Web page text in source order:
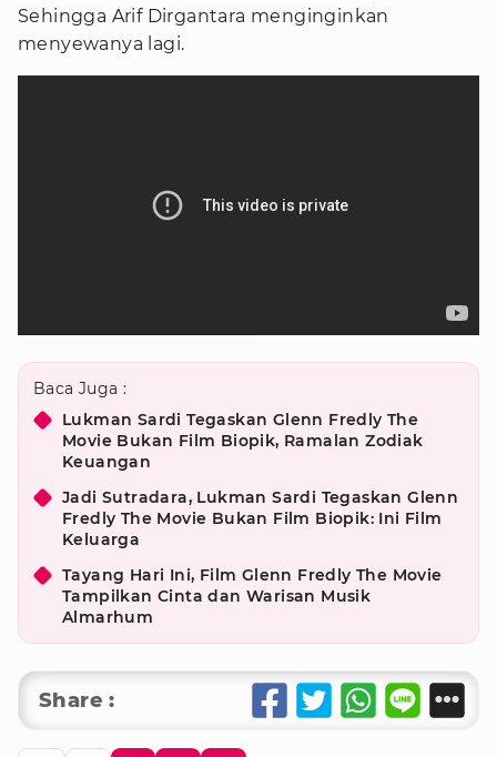
Sehingga Arif Dirgantara menginginkan
menyewanya lagi.
Baca Juga :
Lukman Sardi Tegaskan Glenn Fredly The
Movie Bukan Film Biopik, Ramalan Zodiak
Keuangan
Jadi Sutradara, Lukman Sardi Tegaskan Glenn
Fredly The Movie Bukan Film Biopik: Ini Film
Keluarga
Tayang Hari Ini, Film Glenn Fredly The Movie
Tampilkan Cinta dan Warisan Musik
Almarhum
Share :